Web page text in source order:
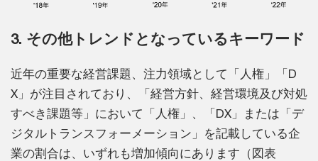
3. その他トレンドとなっているキーワード
近年の重要な経営課題、注力領域として「人権」「D
X」が注目されており、「経営方針、経営環境及び対処
すべき課題等」において「人権」、「DX」または「デ
ジタルトランスフォーメーション」を記載している企
業の割合は、いずれも増加傾向にあります（図表